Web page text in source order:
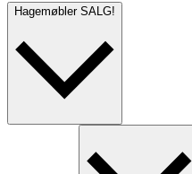
Hagemøbler SALG!